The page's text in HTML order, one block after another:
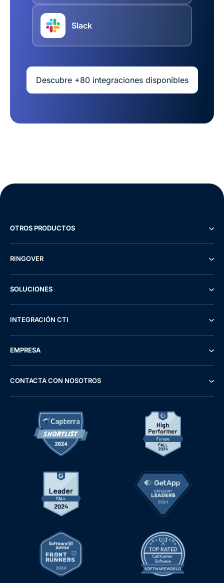
Slack
Descubre +80 integraciones disponibles
OTROS PRODUCTOS
RINGOVER
SOLUCIONES
INTEGRACIÓN CTI
EMPRESA
CONTACTA CON NOSOTROS